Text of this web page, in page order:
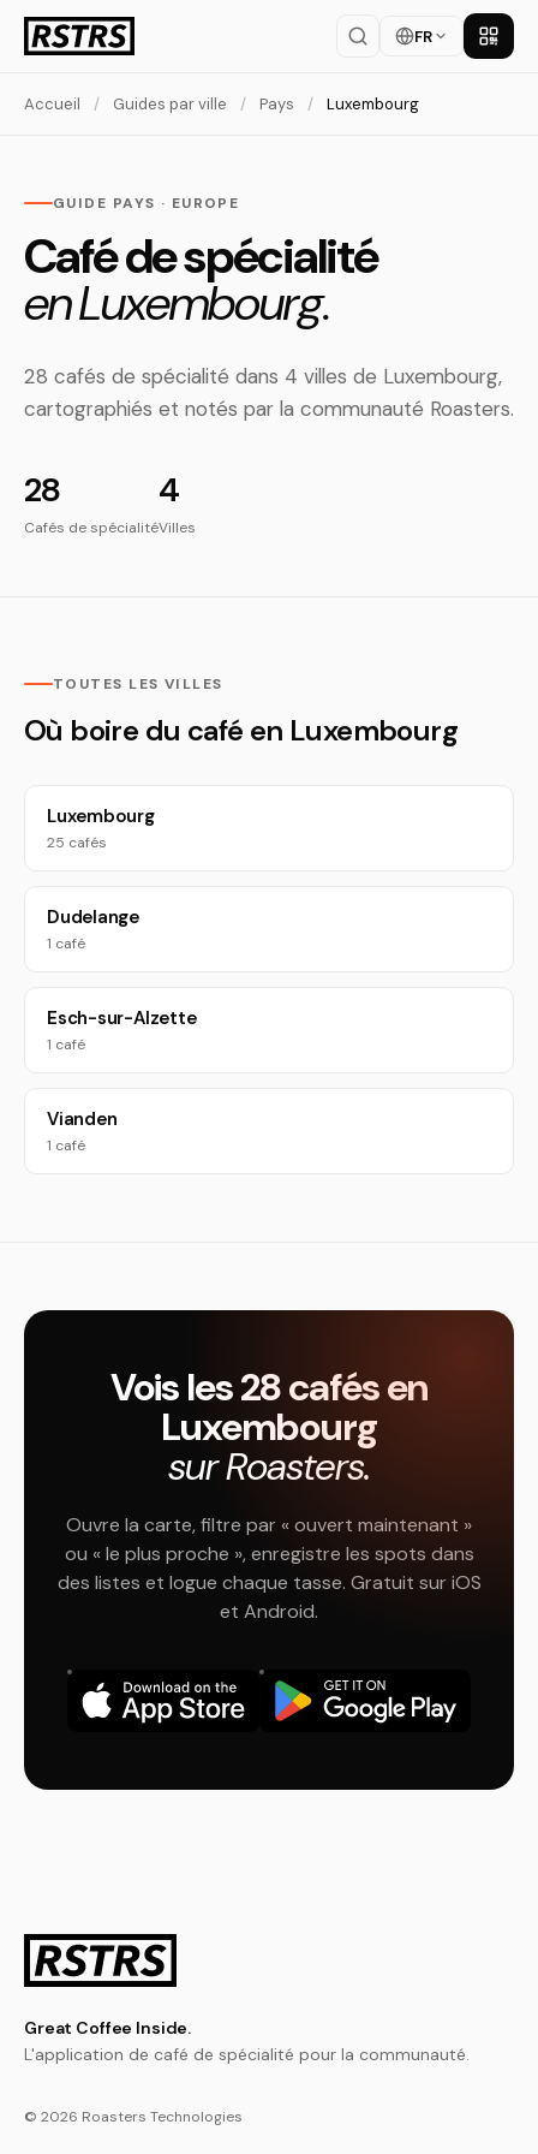
FR
Accueil / Guides par ville / Pays / Luxembourg
GUIDE PAYS · EUROPE
Café de spécialité
en Luxembourg.
28 cafés de spécialité dans 4 villes de Luxembourg,
cartographiés et notés par la communauté Roasters.
28
Cafés de spécialité
4
Villes
TOUTES LES VILLES
Où boire du café en Luxembourg
Luxembourg
25 cafés
Dudelange
1 café
Esch-sur-Alzette
1 café
Vianden
1 café
Vois les 28 cafés en
Luxembourg
sur Roasters.
Ouvre la carte, filtre par « ouvert maintenant »
ou « le plus proche », enregistre les spots dans
des listes et logue chaque tasse. Gratuit sur iOS
et Android.
Great Coffee Inside.
L'application de café de spécialité pour la communauté.
© 2026 Roasters Technologies